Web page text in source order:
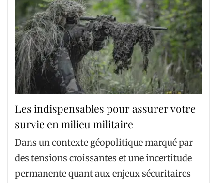
Les indispensables pour assurer votre
survie en milieu militaire
Dans un contexte géopolitique marqué par
des tensions croissantes et une incertitude
permanente quant aux enjeux sécuritaires